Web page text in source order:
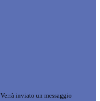
Verrà inviato un messaggio